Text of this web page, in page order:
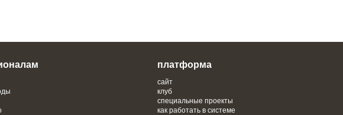
платформа
сайт
клуб
специальные проекты
как работать в системе